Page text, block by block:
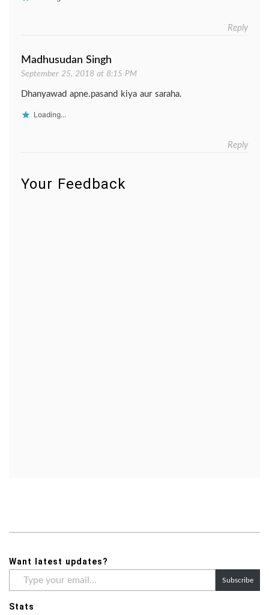
Reply
Madhusudan Singh
September 25, 2018 at 8:15 PM
Dhanyawad apne.pasand kiya aur saraha.
Loading...
Reply
Your Feedback
Want latest updates?
Subscribe
Stats